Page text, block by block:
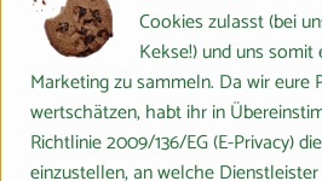
Du hast eine Frage? Wir helfen gerne:
Marburger Ring 46,
35274 Großseelheim
064228976-0
info@bosshammersch-hof.de
Cookies zulasst (bei
Kekse!) und uns
Marketing zu sammeln. Da wir eure
wertschätzen, habt ihr in
Richtlinie 2009/136/EG (E-Privacy)
einzustellen, an welche